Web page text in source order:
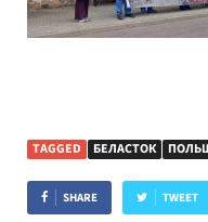
TAGGED БЕЛАСТОК
SHARE TWEET